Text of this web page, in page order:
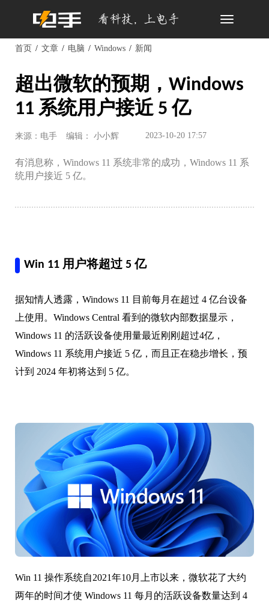
Toggle
首页 文章 电脑 Windows 新闻
超出微软的预期，Windows
11 系统用户接近 5 亿
来源：电手 编辑： 小小辉 2023-10-20 17:57
有消息称，Windows 11 系统非常的成功，Windows 11 系
统用户接近 5 亿。
Win 11 用户将超过 5 亿
据知情人透露，Windows 11 目前每月在超过 4 亿台设备
上使用。Windows Central 看到的微软内部数据显示，
Windows 11 的活跃设备使用量最近刚刚超过4亿，
Windows 11 系统用户接近 5 亿，而且正在稳步增长，预
计到 2024 年初将达到 5 亿。
Win 11 操作系统自2021年10月上市以来，微软花了大约
两年的时间才使 Windows 11 每月的活跃设备数量达到 4